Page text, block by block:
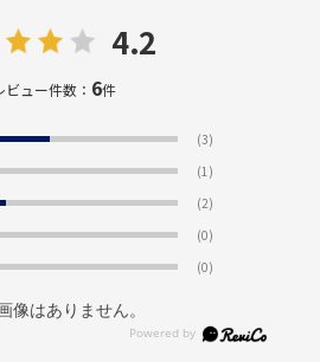
4.2
ビュー件数： 6件
(3)
(1)
(2)
(0)
(0)
像はありません。